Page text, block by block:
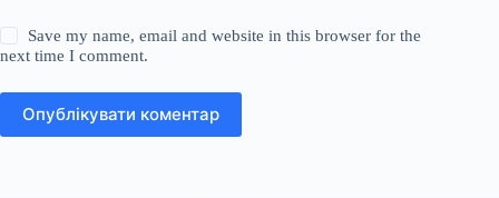
Save my name, email and website in this browser for the
next time I comment.
Опублікувати коментар